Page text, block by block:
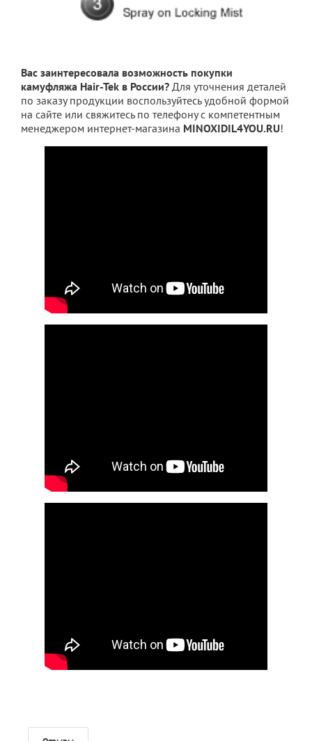
Вас заинтересовала возможность покупки
камуфляжа Hair-Tek в России? Для уточнения деталей
по заказу продукции воспользуйтесь удобной формой
на сайте или свяжитесь по телефону с компетентным
менеджером интернет-магазина MINOXIDIL4YOU.RU!